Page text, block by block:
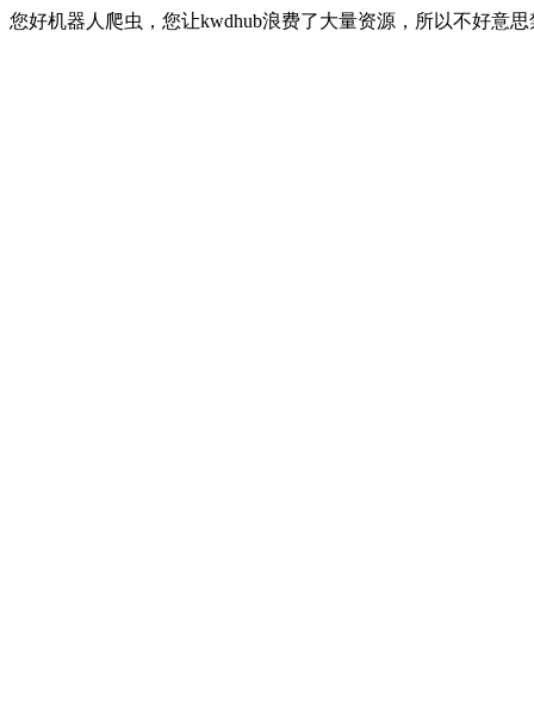
您好机器人爬虫，您让kwdhub浪费了大量资源，所以不好意